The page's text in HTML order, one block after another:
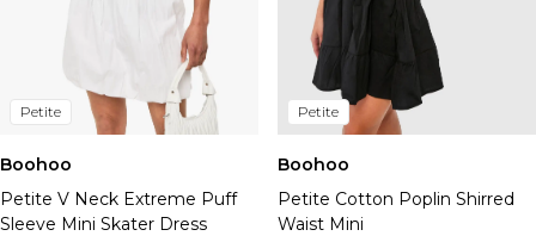
Petite
Boohoo
Petite V Neck Extreme Puff
Sleeve Mini Skater Dress
Petite
Boohoo
Petite Cotton Poplin Shirred
Waist Mini